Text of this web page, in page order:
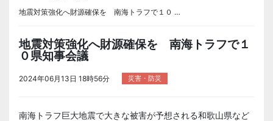
地震対策強化へ財源確保を 南海トラフで１０ …
地震対策強化へ財源確保を 南海トラフで１
０県知事会議
2024年06月13日 18時56分 災害・防災
南海トラフ巨大地震で大きな被害が予想される和歌山県など